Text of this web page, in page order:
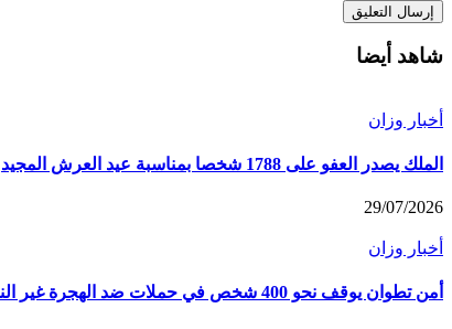
شاهد أيضا
أخبار وزان
الملك يصدر العفو على 1788 شخصا بمناسبة عيد العرش المجيد
29/07/2026
أخبار وزان
أمن تطوان يوقف نحو 400 شخص في حملات ضد الهجرة غير النظامية